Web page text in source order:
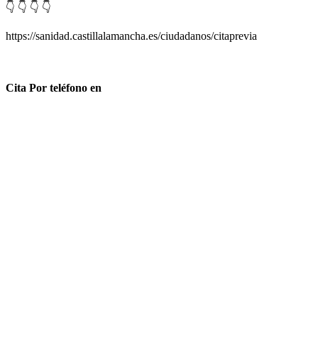
👇 👇 👇 👇
https://sanidad.castillalamancha.es/ciudadanos/citaprevia
Cita Por teléfono en